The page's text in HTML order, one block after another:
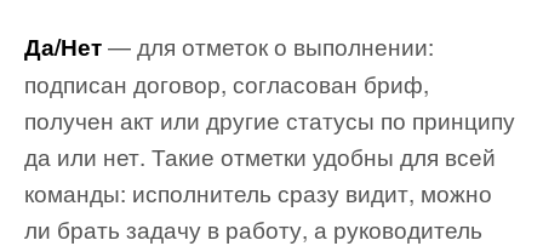
Да/Нет— для отметок о выполнении:
подписан договор, согласован бриф,
получен акт или другие статусы по принципу
да или нет. Такие отметки удобны для всей
команды: исполнитель сразу видит, можно
ли брать задачу в работу, а руководитель